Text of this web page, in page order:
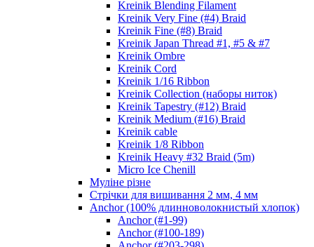
Kreinik Blending Filament
Kreinik Very Fine (#4) Braid
Kreinik Fine (#8) Braid
Kreinik Japan Thread #1, #5 & #7
Kreinik Ombre
Kreinik Cord
Kreinik 1/16 Ribbon
Kreinik Collection (наборы ниток)
Kreinik Tapestry (#12) Braid
Kreinik Medium (#16) Braid
Kreinik cable
Kreinik 1/8 Ribbon
Kreinik Heavy #32 Braid (5m)
Micro Ice Chenill
Муліне різне
Стрічки для вишивання 2 мм, 4 мм
Anchor (100% длинноволокнистый хлопок)
Anchor (#1-99)
Anchor (#100-189)